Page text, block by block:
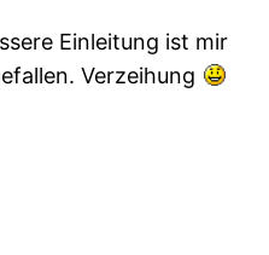
Einleitung ist mir
Verzeihung